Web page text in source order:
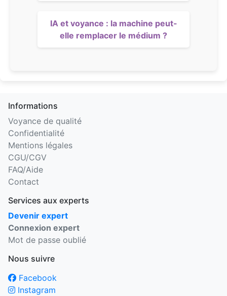
IA et voyance : la machine peut-
elle remplacer le médium ?
Informations
Voyance de qualité
Confidentialité
Mentions légales
CGU/CGV
FAQ/Aide
Contact
Services aux experts
Devenir expert
Connexion expert
Mot de passe oublié
Nous suivre
Facebook
Instagram